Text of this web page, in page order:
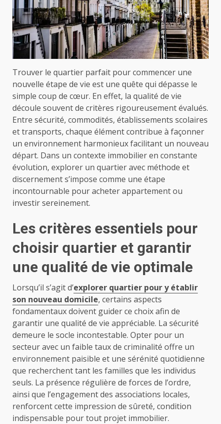
Trouver le quartier parfait pour commencer une
nouvelle étape de vie est une quête qui dépasse le
simple coup de cœur. En effet, la qualité de vie
découle souvent de critères rigoureusement évalués.
Entre sécurité, commodités, établissements scolaires
et transports, chaque élément contribue à façonner
un environnement harmonieux facilitant un nouveau
départ. Dans un contexte immobilier en constante
évolution, explorer un quartier avec méthode et
discernement s’impose comme une étape
incontournable pour acheter appartement ou
investir sereinement.
Les critères essentiels pour
choisir quartier et garantir
une qualité de vie optimale
Lorsqu’il s’agit d’explorer quartier pour y établir
son nouveau domicile, certains aspects
fondamentaux doivent guider ce choix afin de
garantir une qualité de vie appréciable. La sécurité
demeure le socle incontestable. Opter pour un
secteur avec un faible taux de criminalité offre un
environnement paisible et une sérénité quotidienne
que recherchent tant les familles que les individus
seuls. La présence régulière de forces de l’ordre,
ainsi que l’engagement des associations locales,
renforcent cette impression de sûreté, condition
indispensable pour tout projet immobilier.